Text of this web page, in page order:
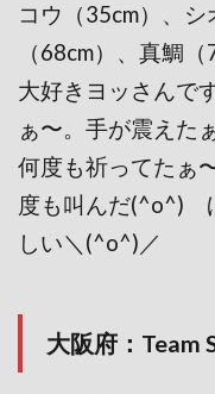
コウ（35cm）、
（68cm）、真鯛
大好きヨッさんで
ぁ〜。手が震えた
何度も祈ってたぁ
度も叫んだ(^o^)
しい＼(^o^)／
大阪府：Team